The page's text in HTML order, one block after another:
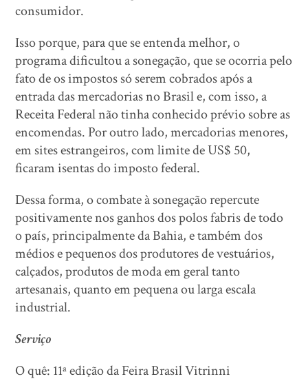
consumidor.
Isso porque, para que se entenda melhor, o
programa dificultou a sonegação, que se ocorria pelo
fato de os impostos só serem cobrados após a
entrada das mercadorias no Brasil e, com isso, a
Receita Federal não tinha conhecido prévio sobre as
encomendas. Por outro lado, mercadorias menores,
em sites estrangeiros, com limite de US$ 50,
ficaram isentas do imposto federal.
Dessa forma, o combate à sonegação repercute
positivamente nos ganhos dos polos fabris de todo
o país, principalmente da Bahia, e também dos
médios e pequenos dos produtores de vestuários,
calçados, produtos de moda em geral tanto
artesanais, quanto em pequena ou larga escala
industrial.
Serviço
O quê: 11ª edição da Feira Brasil Vitrinni